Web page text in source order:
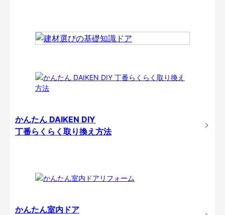
かんたん DAIKEN DIY
丁番らくらく取り換え方法
かんたん室内ドア